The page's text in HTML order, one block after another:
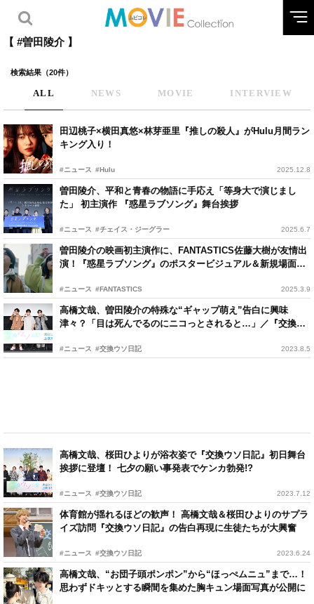
【 #曽田陵介 】
検索結果（20件）
ALL NEWS MOVIE INTERVIEW
田辺桃子×横田真悠×林芽亜里『推しの殺人』がHulu月間ラン
キング入り！
#ニュース #Hulu 2025.12.8
曽田陵介、平和と青春の物語に手応え「等身大で演じまし
た」 初主演作 『惑星ラブソング』舞台挨拶
#ニュース #チェイス・ジーグラー 2025.6.7
曽田陵介の映画初主演作に、FANTASTICS佐藤大樹が友情出
演！『惑星ラブソング』のポスタービジュアル＆新規場面写
#ニュース #FANTASTICS 2025.3.9
高橋文哉、曽田陵介の特殊な“ギャップ萌え”告白に興味
津々？「目は死んでるのにニコっとされると…」／『交換ウ
#ニュース #交換ウソ日記 2023.8.5
高橋文哉、桜田ひよりが浴衣姿で『交換ウソ日記』初日舞台
挨拶に登壇！ 七夕の願い事発表でケンカ勃発!?
#ニュース #交換ウソ日記 2023.7.12
体育館が揺れるほどの歓声！ 高橋文哉＆桜田ひよりのサプラ
イズ訪問『交換ウソ日記』の告白再現に生徒たちが大興奮
#ニュース #交換ウソ日記 2023.6.24
高橋文哉、“お団子頭ポンポン”から“ほっぺムニュ”まで…！
思わずドキッとする瞬間を集めた胸キュン場面写真が公開に